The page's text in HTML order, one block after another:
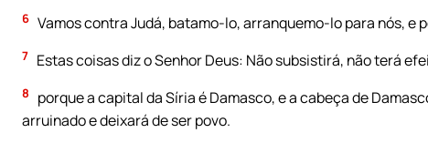
6 Vamos contra Judá, batamo-lo, arranquemo-lo para nós, e
7 Estas coisas diz o Senhor Deus: Não subsistirá, não terá
8
porque a capital da Síria é Damasco, e a cabeça de
arruinado e deixará de ser povo.